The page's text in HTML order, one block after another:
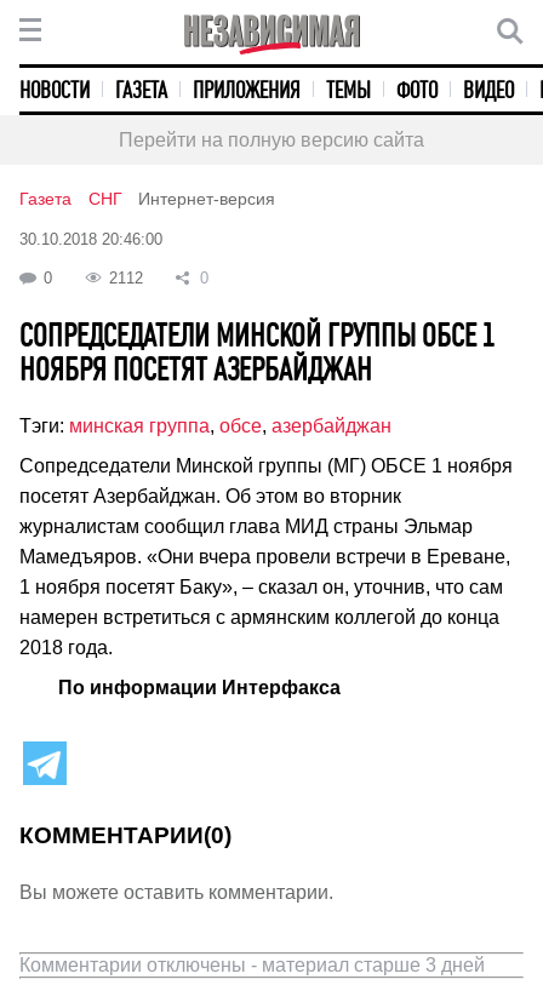
НОВОСТИ ГАЗЕТА ПРИЛОЖЕНИЯ ТЕМЫ ФОТО ВИДЕО
Перейти на полную версию сайта
Газета СНГ Интернет-версия
30.10.2018 20:46:00
0 2112 0
СОПРЕДСЕДАТЕЛИ МИНСКОЙ ГРУППЫ ОБСЕ 1
НОЯБРЯ ПОСЕТЯТ АЗЕРБАЙДЖАН
Тэги: минская группа, обсе, азербайджан
Сопредседатели Минской группы (МГ) ОБСЕ 1 ноября
посетят Азербайджан. Об этом во вторник
журналистам сообщил глава МИД страны Эльмар
Мамедъяров. «Они вчера провели встречи в Ереване,
1 ноября посетят Баку», – сказал он, уточнив, что сам
намерен встретиться с армянским коллегой до конца
2018 года.
По информации Интерфакса
КОММЕНТАРИИ(0)
Вы можете оставить комментарии.
Комментарии отключены - материал старше 3 дней